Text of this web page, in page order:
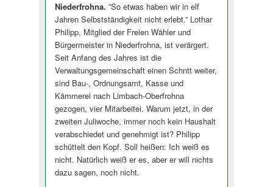
Niederfrohna. ”So etwas haben wir in elf
Jahren Selbstständigkeit nicht erlebt.” Lothar
Philipp, Mitglied der Freien Wähler und
Bürgermeister in Niederfrohna, ist verärgert.
Seit Anfang des Jahres ist die
Verwaltungsgemeinschaft einen Schntt weiter,
sind Bau-, Ordnungsamt, Kasse und
Kämmerei nach Limbach-Oberfrohna
gezogen, vier Mitarbeitei. Warum jetzt, in der
zweiten Juliwoche, immer noch kein Haushalt
verabschiedet und genehmigt ist? Philipp
schüttelt den Kopf. Soll heißen: Ich weiß es
nicht. Natürlich weiß er es, aber er will nichts
dazu sagen, noch nicht.